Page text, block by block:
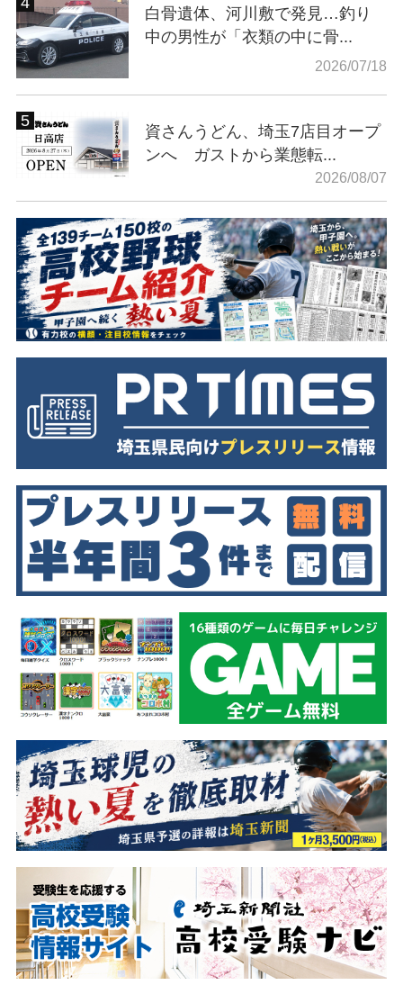
白骨遺体、河川敷で発見…釣り
中の男性が「衣類の中に骨...
2026/07/18
資さんうどん、埼玉7店目オープ
ンへ ガストから業態転...
2026/08/07